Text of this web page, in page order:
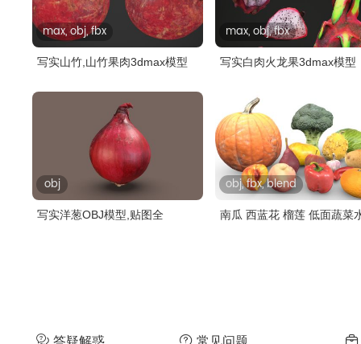
max, obj, fbx
写实山竹,山竹果肉3dmax模型
max, obj, fbx
写实白肉火龙果3dmax模型
obj
写实洋葱OBJ模型,贴图全
obj, fbx, blend
南瓜 西蓝花 榴莲 低面蔬菜